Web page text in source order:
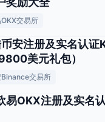
OKX交易所
安注册及实名认证
美元礼包）
Binance交易所
易OKX注册及实名